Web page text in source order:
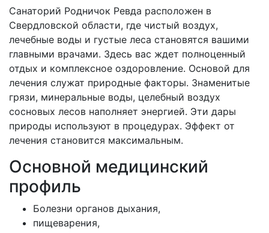
Санаторий Родничок Ревда расположен в
Свердловской области, где чистый воздух,
лечебные воды и густые леса становятся вашими
главными врачами. Здесь вас ждет полноценный
отдых и комплексное оздоровление. Основой для
лечения служат природные факторы. Знаменитые
грязи, минеральные воды, целебный воздух
сосновых лесов наполняет энергией. Эти дары
природы используют в процедурах. Эффект от
лечения становится максимальным.
Основной медицинский
профиль
Болезни органов дыхания,
пищеварения,